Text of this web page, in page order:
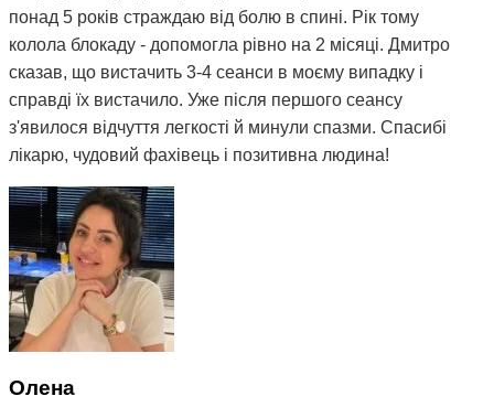
понад 5 років страждаю від болю в спині. Рік тому
колола блокаду - допомогла рівно на 2 місяці. Дмитро
сказав, що вистачить 3-4 сеанси в моєму випадку і
справді їх вистачило. Уже після першого сеансу
з'явилося відчуття легкості й минули спазми. Спасибі
лікарю, чудовий фахівець і позитивна людина!
Олена